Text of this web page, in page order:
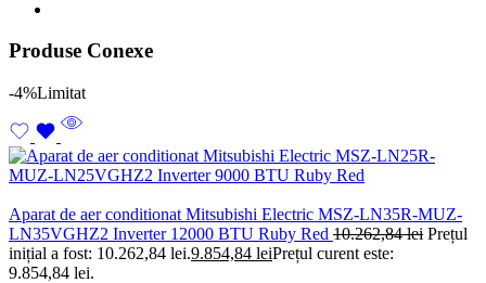
Produse Conexe
-4%Limitat
Aparat de aer conditionat Mitsubishi Electric MSZ-LN35R-MUZ-
LN35VGHZ2 Inverter 12000 BTU Ruby Red 10.262,84lei Prețul
inițial a fost: 10.262,84 lei.9.854,84 leiPrețul curent este:
9.854,84 lei.